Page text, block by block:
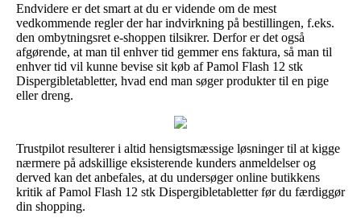
Endvidere er det smart at du er vidende om de mest
vedkommende regler der har indvirkning på bestillingen, f.eks.
den ombytningsret e-shoppen tilsikrer. Derfor er det også
afgørende, at man til enhver tid gemmer ens faktura, så man til
enhver tid vil kunne bevise sit køb af Pamol Flash 12 stk
Dispergibletabletter, hvad end man søger produkter til en pige
eller dreng.
Trustpilot resulterer i altid hensigtsmæssige løsninger til at kigge
nærmere på adskillige eksisterende kunders anmeldelser og
derved kan det anbefales, at du undersøger online butikkens
kritik af Pamol Flash 12 stk Dispergibletabletter før du færdiggør
din shopping.